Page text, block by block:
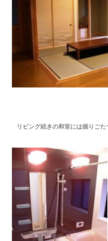
リビング続きの和室には掘りご